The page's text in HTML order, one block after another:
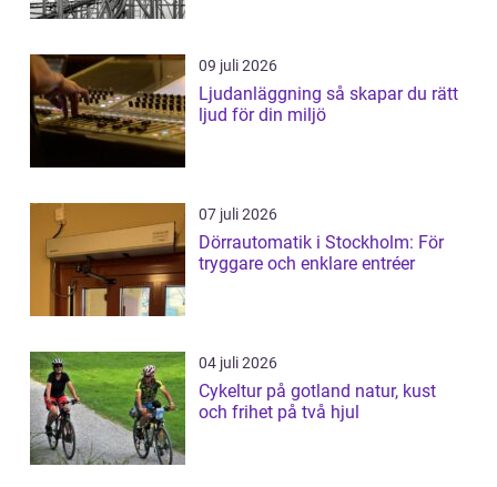
09 juli 2026
Ljudanläggning så skapar du rätt
ljud för din miljö
07 juli 2026
Dörrautomatik i Stockholm: För
tryggare och enklare entréer
04 juli 2026
Cykeltur på gotland natur, kust
och frihet på två hjul